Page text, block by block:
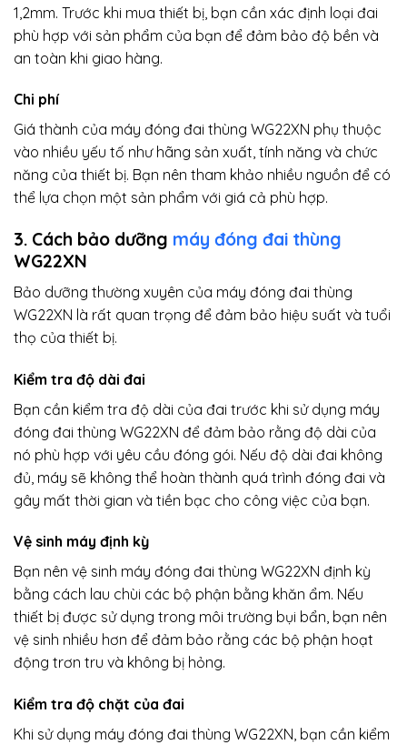
1,2mm. Trước khi mua thiết bị, bạn cần xác định loại đai
phù hợp với sản phẩm của bạn để đảm bảo độ bền và
an toàn khi giao hàng.
Chi phí
Giá thành của máy đóng đai thùng WG22XN phụ thuộc
vào nhiều yếu tố như hãng sản xuất, tính năng và chức
năng của thiết bị. Bạn nên tham khảo nhiều nguồn để có
thể lựa chọn một sản phẩm với giá cả phù hợp.
3. Cách bảo dưỡng máy đóng đai thùng
WG22XN
Bảo dưỡng thường xuyên của máy đóng đai thùng
WG22XN là rất quan trọng để đảm bảo hiệu suất và tuổi
thọ của thiết bị.
Kiểm tra độ dài đai
Bạn cần kiểm tra độ dài của đai trước khi sử dụng máy
đóng đai thùng WG22XN để đảm bảo rằng độ dài của
nó phù hợp với yêu cầu đóng gói. Nếu độ dài đai không
đủ, máy sẽ không thể hoàn thành quá trình đóng đai và
gây mất thời gian và tiền bạc cho công việc của bạn.
Vệ sinh máy định kỳ
Bạn nên vệ sinh máy đóng đai thùng WG22XN định kỳ
bằng cách lau chùi các bộ phận bằng khăn ẩm. Nếu
thiết bị được sử dụng trong môi trường bụi bẩn, bạn nên
vệ sinh nhiều hơn để đảm bảo rằng các bộ phận hoạt
động trơn tru và không bị hỏng.
Kiểm tra độ chặt của đai
Khi sử dụng máy đóng đai thùng WG22XN, bạn cần kiểm